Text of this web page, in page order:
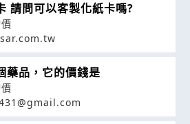
請問可以客製化紙卡嗎?
藥品，它的價錢是